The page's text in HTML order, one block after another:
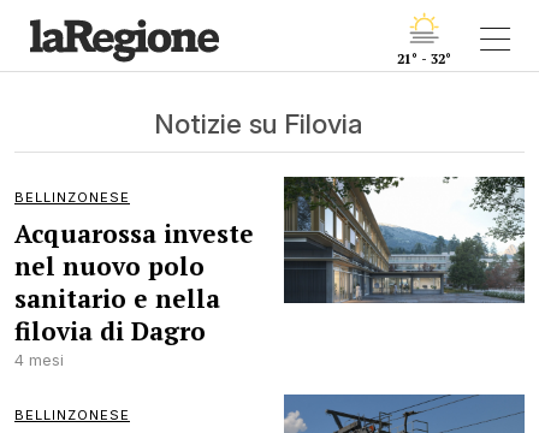
21° - 32°
Notizie su Filovia
BELLINZONESE
Acquarossa investe
nel nuovo polo
sanitario e nella
filovia di Dagro
4 mesi
BELLINZONESE